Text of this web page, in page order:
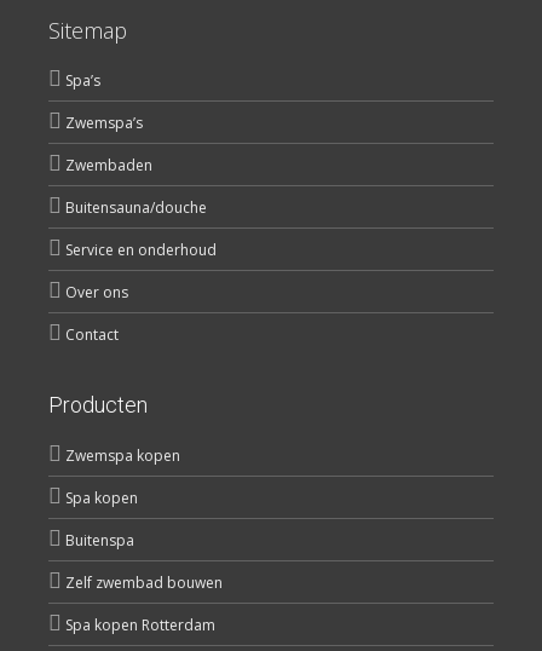
Sitemap
Spa’s
Zwemspa’s
Zwembaden
Buitensauna/douche
Service en onderhoud
Over ons
Contact
Producten
Zwemspa kopen
Spa kopen
Buitenspa
Zelf zwembad bouwen
Spa kopen Rotterdam